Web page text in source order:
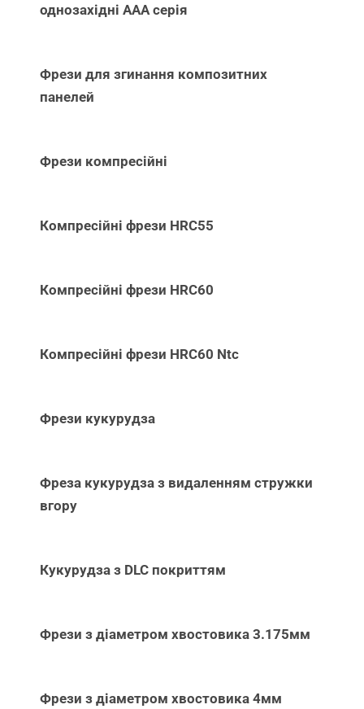
однозахідні ААА серія
Фрези для згинання композитних
панелей
Фрези компресійні
Компресійні фрези HRC55
Компресійні фрези HRC60
Компресійні фрези HRC60 Ntc
Фрези кукурудза
Фреза кукурудза з видаленням стружки
вгору
Кукурудза з DLC покриттям
Фрези з діаметром хвостовика 3.175мм
Фрези з діаметром хвостовика 4мм